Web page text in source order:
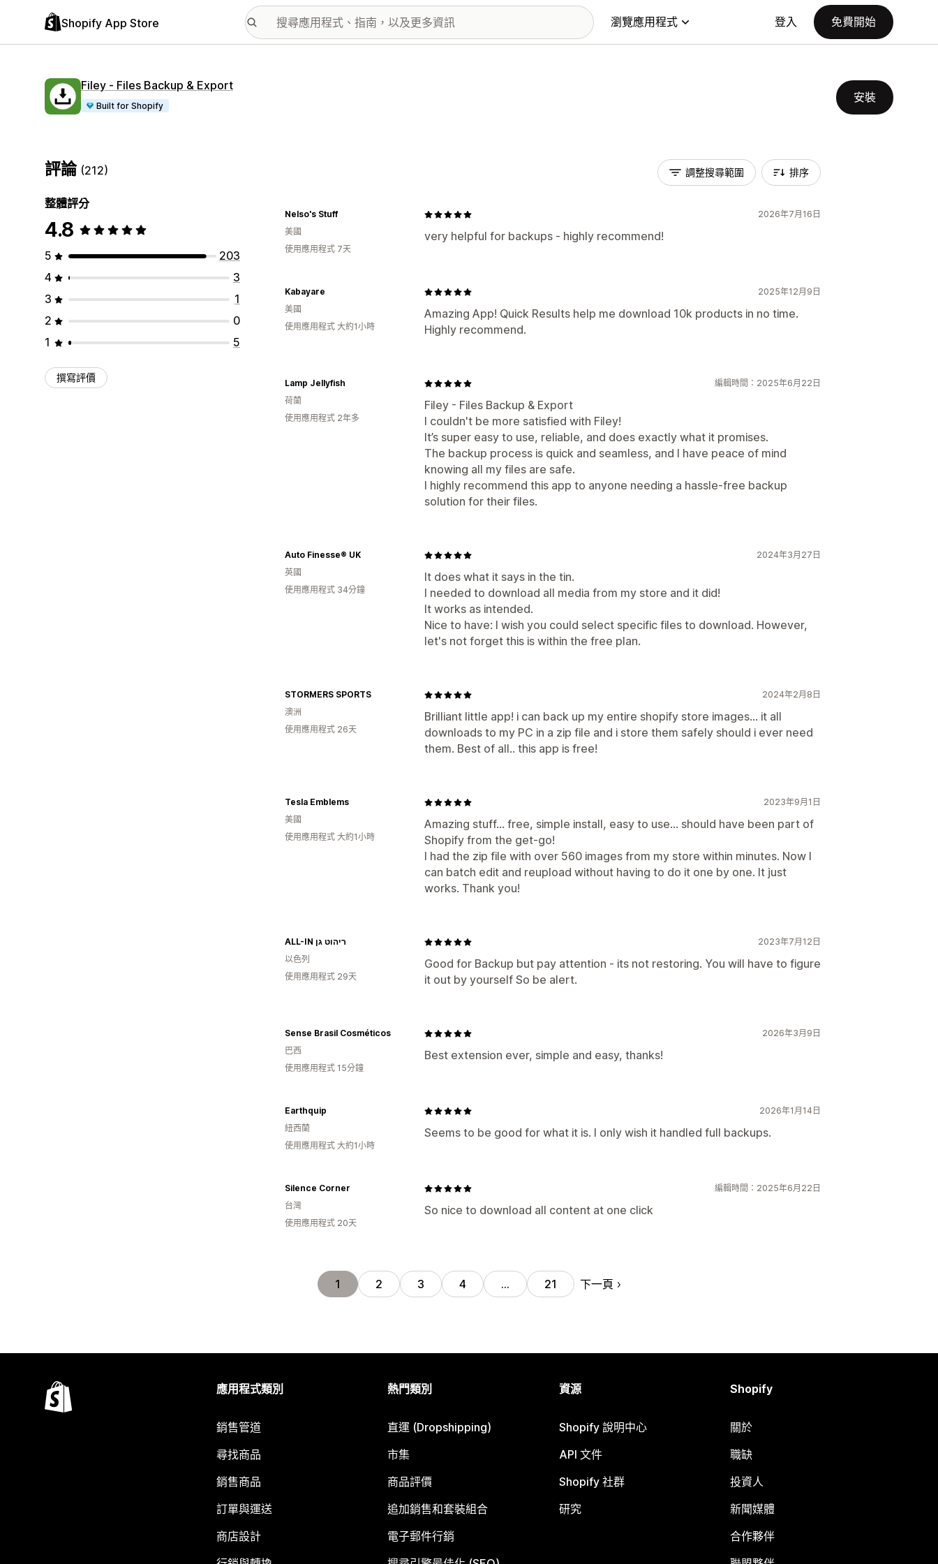
Shopify App Store 瀏覽應用程式 登入 免費開始
Filey ‑ Files Backup & Export
Built for Shopify
安裝
評論 (212)
整體評分
4.8
5
203
4
3
3
1
2
0
1
5
撰寫評價
調整搜尋範圍 排序
2026年7月16日
very helpful for backups - highly recommend!
Nelso's Stuff
美國
使用應用程式 7天
2025年12月9日
Amazing App! Quick Results help me download 10k products in no time.
Highly recommend.
Kabayare
美國
使用應用程式 大約1小時
編輯時間：2025年6月22日
Filey - Files Backup & Export
I couldn't be more satisfied with Filey!
It’s super easy to use, reliable, and does exactly what it promises.
The backup process is quick and seamless, and I have peace of mind
knowing all my files are safe.
I highly recommend this app to anyone needing a hassle-free backup
solution for their files.
Lamp Jellyfish
荷蘭
使用應用程式 2年多
2024年3月27日
It does what it says in the tin.
I needed to download all media from my store and it did!
It works as intended.
Nice to have: I wish you could select specific files to download. However,
let's not forget this is within the free plan.
Auto Finesse® UK
英國
使用應用程式 34分鐘
2024年2月8日
Brilliant little app! i can back up my entire shopify store images... it all
downloads to my PC in a zip file and i store them safely should i ever need
them. Best of all.. this app is free!
STORMERS SPORTS
澳洲
使用應用程式 26天
2023年9月1日
Amazing stuff... free, simple install, easy to use... should have been part of
Shopify from the get-go!
I had the zip file with over 560 images from my store within minutes. Now I
can batch edit and reupload without having to do it one by one. It just
works. Thank you!
Tesla Emblems
美國
使用應用程式 大約1小時
2023年7月12日
Good for Backup but pay attention - its not restoring. You will have to figure
it out by yourself So be alert.
ALL-IN ריהוט גן
以色列
使用應用程式 29天
2026年3月9日
Best extension ever, simple and easy, thanks!
Sense Brasil Cosméticos
巴西
使用應用程式 15分鐘
2026年1月14日
Seems to be good for what it is. I only wish it handled full backups.
Earthquip
紐西蘭
使用應用程式 大約1小時
編輯時間：2025年6月22日
So nice to download all content at one click
Silence Corner
台灣
使用應用程式 20天
1 2 3 4 … 21 下一頁
應用程式類別
銷售管道
尋找商品
銷售商品
訂單與運送
商店設計
熱門類別
直運 (Dropshipping)
市集
商品評價
追加銷售和套裝組合
電子郵件行銷
資源
Shopify 說明中心
API 文件
Shopify 社群
研究
Shopify
關於
職缺
投資人
新聞媒體
合作夥伴